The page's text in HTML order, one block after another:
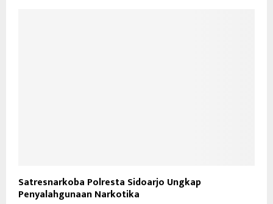
Satresnarkoba Polresta Sidoarjo Ungkap
Penyalahgunaan Narkotika